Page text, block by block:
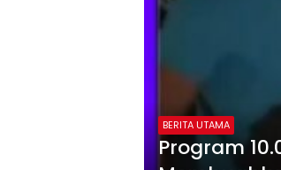
BERITA UTAMA
Program